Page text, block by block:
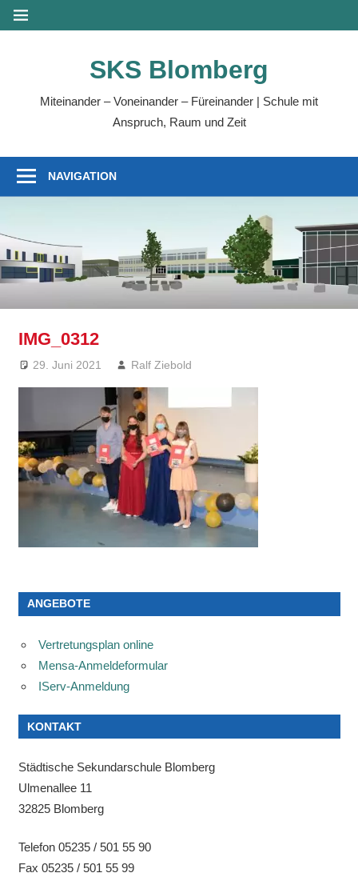
Zum
Inhalt
MENÜ
SKS Blomberg
Miteinander – Voneinander – Füreinander | Schule mit
Anspruch, Raum und Zeit
NAVIGATION
IMG_0312
29. Juni 2021 Ralf Ziebold
ANGEBOTE
Vertretungsplan online
Mensa-Anmeldeformular
IServ-Anmeldung
KONTAKT
Städtische Sekundarschule Blomberg
Ulmenallee 11
32825 Blomberg
Telefon 05235 / 501 55 90
Fax 05235 / 501 55 99